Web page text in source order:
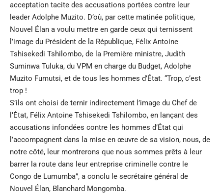
acceptation tacite des accusations portées contre leur
leader Adolphe Muzito. D’où, par cette matinée politique,
Nouvel Élan a voulu mettre en garde ceux qui ternissent
l’image du Président de la République, Félix Antoine
Tshisekedi Tshilombo, de la Première ministre, Judith
Suminwa Tuluka, du VPM en charge du Budget, Adolphe
Muzito Fumutsi, et de tous les hommes d’État. “Trop, c’est
trop !
S’ils ont choisi de ternir indirectement l’image du Chef de
l’État, Félix Antoine Tshisekedi Tshilombo, en lançant des
accusations infondées contre les hommes d’État qui
l’accompagnent dans la mise en œuvre de sa vision, nous, de
notre côté, leur montrerons que nous sommes prêts à leur
barrer la route dans leur entreprise criminelle contre le
Congo de Lumumba”, a conclu le secrétaire général de
Nouvel Élan, Blanchard Mongomba.